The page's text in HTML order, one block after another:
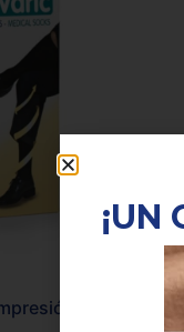
¡UN